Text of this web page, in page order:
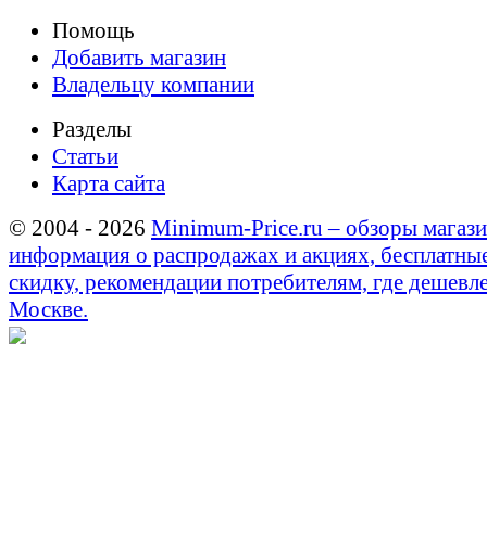
Помощь
Добавить магазин
Владельцу компании
Разделы
Статьи
Карта сайта
© 2004 - 2026 Minimum-Price.ru – обзоры
информация о распродажах и акциях,
скидку, рекомендации потребителям, где
Москве.